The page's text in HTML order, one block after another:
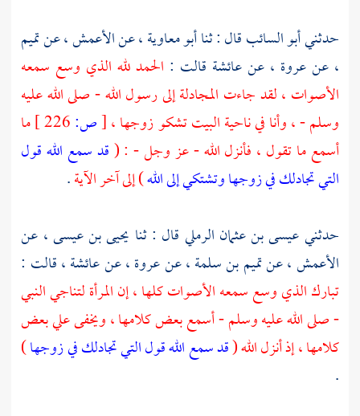
حدثنيأبو السائبقال : ثناأبو معاوية، عنالأعمش، عنتميم
، عنعروة ، عنعائشة قالت : الحمد لله الذي وسع سمعه
الأصوات ، لقد جاءت المجادلة إلى رسول الله - صلى الله عليه
وسلم - ، وأنا في ناحية البيت تشكو زوجها ،[ص:
ما
أسمع ما تقول ، فأنزل الله - عز وجل - : (قد سمع الله قول
التي تجادلك في زوجها وتشتكي إلى الله) إلى آخر الآية.
حدثنيعيسى بن عثمان الرملي قال : ثنا يحيى بن عيسى، عن
الأعمش، عنتميم بن سلمة، عنعروة، عنعائشة ،قالت :
تبارك الذي وسع سمعه الأصوات كلها ، إن المرأة لتناجي النبي
- صلى الله عليه وسلم - أسمع بعض كلامها ، ويخفى علي بعض
كلامها ، إذ أنزل الله (قد سمع الله قول التي تجادلك في زوجها)
.